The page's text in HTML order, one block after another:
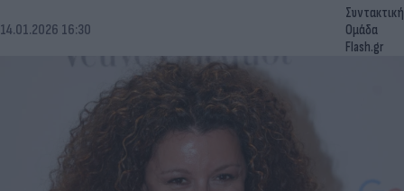
14.01.2026 16:30
Συντακτική
Ομάδα
Flash.gr